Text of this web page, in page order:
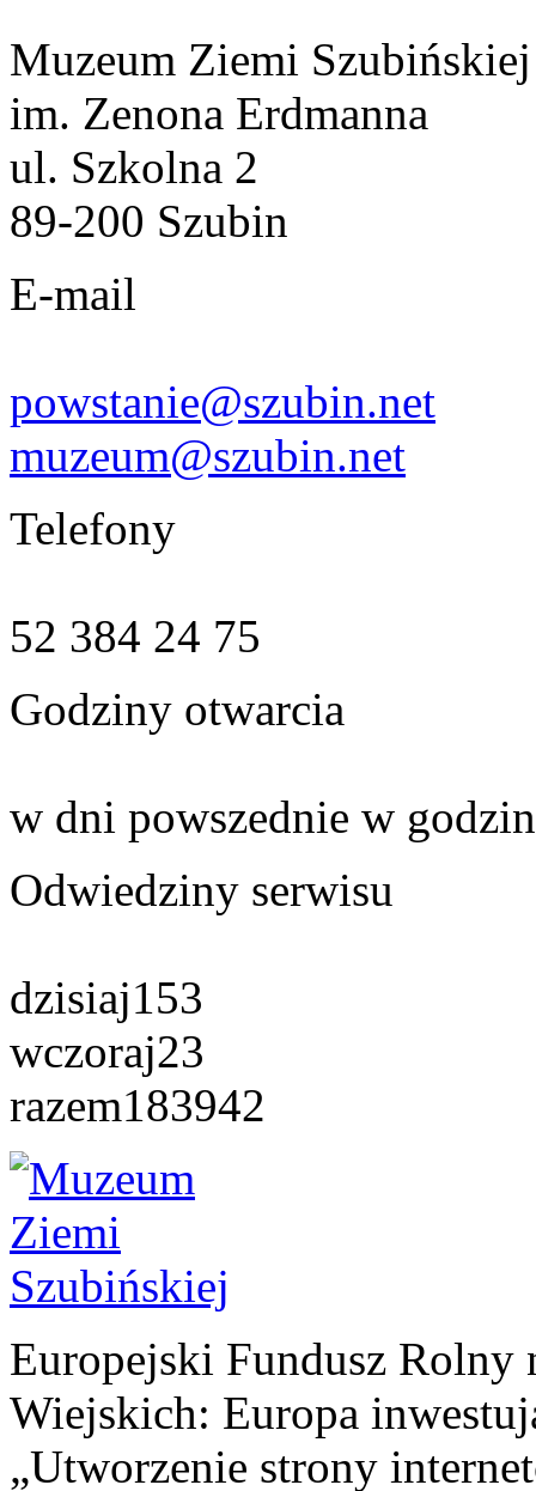
Muzeum Ziemi Szubińskiej
im. Zenona Erdmanna
ul. Szkolna 2
89-200 Szubin
E-mail
powstanie@szubin.net
muzeum@szubin.net
Telefony
52 384 24 75
Godziny otwarcia
w dni powszednie w
Odwiedziny serwisu
dzisiaj153
wczoraj23
razem183942
Europejski Fundusz Rolny
Wiejskich: Europa
„Utworzenie strony